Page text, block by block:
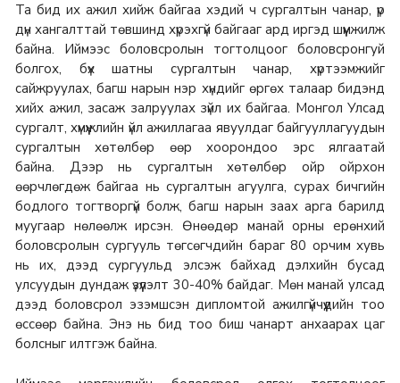
Та бид их ажил хийж байгаа хэдий ч сургалтын чанар, үр
дүн хангалттай төвшинд хүрэхгүй байгааг ард иргэд шүүмжилж
байна. Иймээс боловсролын тогтолцоог боловсронгуй
болгох, бүх шатны сургалтын чанар, хүртээмжийг
сайжруулах, багш нарын нэр хүндийг өргөх талаар бидэнд
хийх ажил, засаж залруулах зүйл их байгаа. Монгол Улсад
сургалт, хүмүүжлийн үйл ажиллагаа явуулдаг байгууллагуудын
сургалтын хөтөлбөр өөр хоорондоо эрс ялгаатай
байна. Дээр нь сургалтын хөтөлбөр ойр ойрхон
өөрчлөгдөж байгаа нь сургалтын агуулга, сурах бичгийн
бодлого тогтворгүй болж, багш нарын заах арга барилд
муугаар нөлөөлж ирсэн. Өнөөдөр манай орны ерөнхий
боловсролын сургууль төгсөгчдийн бараг 80 орчим хувь
нь их, дээд сургуульд элсэж байхад дэлхийн бусад
улсуудын дундаж үзүүлэлт 30-40% байдаг. Мөн манай улсад
дээд боловсрол эзэмшсэн дипломтой ажилгүйчүүдийн тоо
өссөөр байна. Энэ нь бид тоо биш чанарт анхаарах цаг
болсныг илтгэж байна.